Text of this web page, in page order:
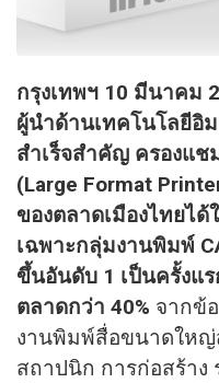
กรุงเทพฯ 10 มีนาคม
ผู้นำด้านเทคโนโลยีอิ
สำเร็จสำคัญ ครองแช
(Large Format
ของตลาดเมืองไทยไ
เฉพาะกลุ่มงานพิมพ์
ขึ้นอันดับ 1 เป็นครั้งแ
ตลาดกว่า 40% จากข้
งานพิมพ์สื่อขนาดให
สถาปนิก การก่อสร้าง